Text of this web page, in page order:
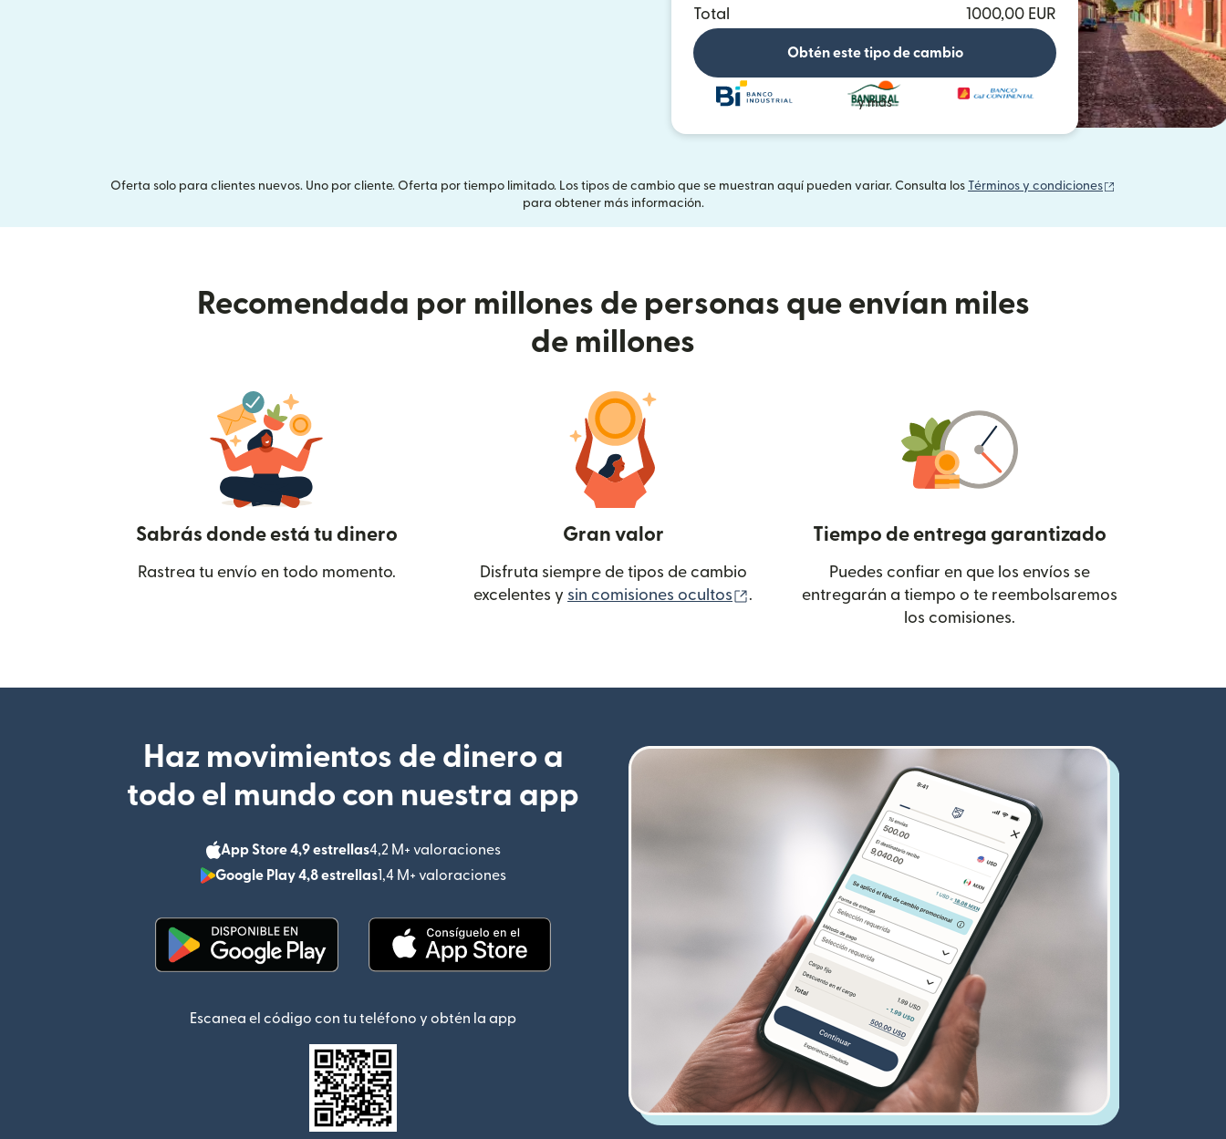
Total
1000,00 EUR
Obtén este tipo de cambio
y más
Oferta solo para clientes nuevos. Uno por cliente. Oferta por tiempo limitado. Los tipos de cambio que se muestran aquí pueden variar. Consulta los Términos y condiciones
para obtener más información.
Recomendada por millones de personas que envían miles
de millones
Sabrás donde está tu dinero
Rastrea tu envío en todo momento.
Gran valor
Disfruta siempre de tipos de cambio
excelentes y sin comisiones ocultos (se abre en una ventana nueva)
.
Tiempo de entrega garantizado
Puedes confiar en que los envíos se
entregarán a tiempo o te reembolsaremos
los comisiones.
Haz movimientos de dinero a
todo el mundo con nuestra app
App Store 4,9 estrellas4,2 M+ valoraciones
(se abre en una ventana nueva)
Google Play 4,8 estrellas1,4 M+ valoraciones
(se abre en una ventana nueva)
Escanea el código con tu teléfono y obtén la app